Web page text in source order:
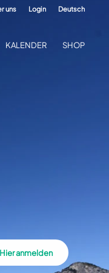
Hier anmelden
uns Login Deutsch
KALENDER SHOP